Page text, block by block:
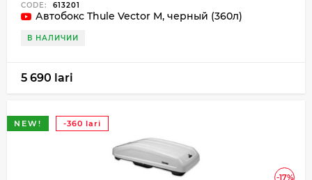
CODE: 613201
Автобокс Thule Vector M, черный (360л)
В НАЛИЧИИ
5 690 lari
-17%
NEW! -360 lari